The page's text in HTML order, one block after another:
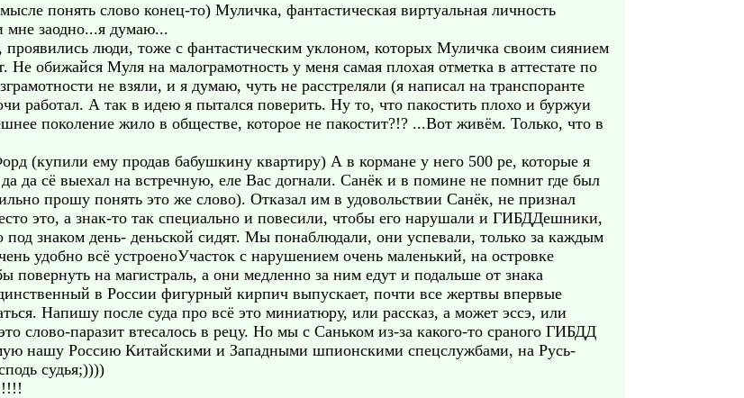
понять слово конец-то) Муличка, фантастическая виртуальная личность
мне заодно...я думаю...
люди, тоже с фантастическим уклоном, которых Муличка своим сиянием
Не обижайся Муля на малограмотность у меня самая плохая отметка в аттестате по
не взяли, и я думаю, чуть не расстреляли (я написал на транспоранте
работал. А так в идею я пытался поверить. Ну то, что пакостить плохо и буржуи
поколение жило в обществе, которое не пакостит?!? ...Вот живём. Только, что в
(купили ему продав бабушкину квартиру) А в кормане у него 500 ре, которые я
да сё выехал на встречную, еле Вас догнали. Санёк и в помине не помнит где был
прошу понять это же слово). Отказал им в удовольствии Санёк, не признал
это, а знак-то так специально и повесили, чтобы его нарушали и ГИБДДешники,
знаком день- деньской сидят. Мы понаблюдали, они успевали, только за каждым
удобно всё устроеноУчасток с нарушением очень маленький, на островке
повернуть на магистраль, а они медленно за ним едут и подальше от знака
в России фигурный кирпич выпускает, почти все жертвы впервые
Напишу после суда про всё это миниатюру, или рассказ, а может эссэ, или
слово-паразит втесалось в рецу. Но мы с Саньком из-за какого-то сраного ГИБДД
нашу Россию Китайскими и Западными шпионскими спецслужбами, на Русь-
судья;))))